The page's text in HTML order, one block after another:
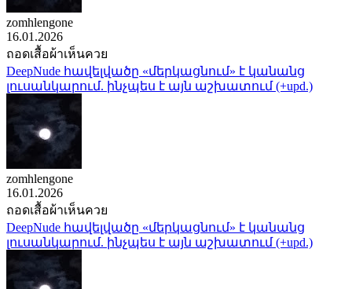
zomhlengone
16.01.2026
ถอดเสื้อผ้าเห็นควย
DeepNude հավելվածը «մերկացնում» է կանանց
լուսանկարում. ինչպես է այն աշխատում (+upd.)
zomhlengone
16.01.2026
ถอดเสื้อผ้าเห็นควย
DeepNude հավելվածը «մերկացնում» է կանանց
լուսանկարում. ինչպես է այն աշխատում (+upd.)